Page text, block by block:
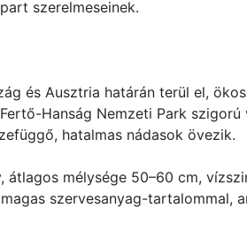
szerelmeseinek.
és Ausztria határán terül el,
Hanság Nemzeti Park
hatalmas nádasok övezik.
átlagos mélysége 50–60 cm,
szervesanyag-